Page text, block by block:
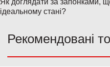
Як доглядати за запонками,
ідеальному стані?
Рекомендовані